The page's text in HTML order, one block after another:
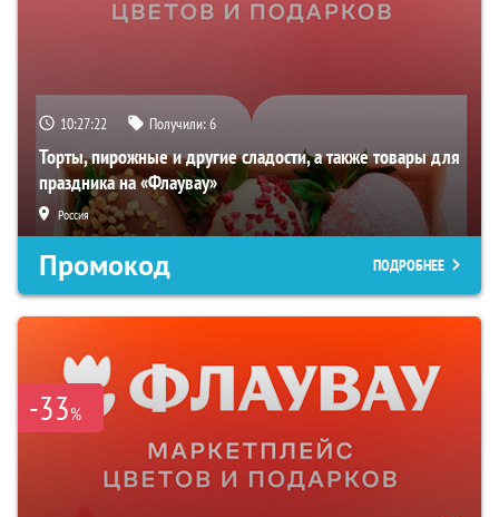
10:27:21 Получили:6
Торты, пирожные и другие сладости, а также товары для
праздника на «Флаувау»
Россия
Промокод ПОДРОБНЕЕ
-33%